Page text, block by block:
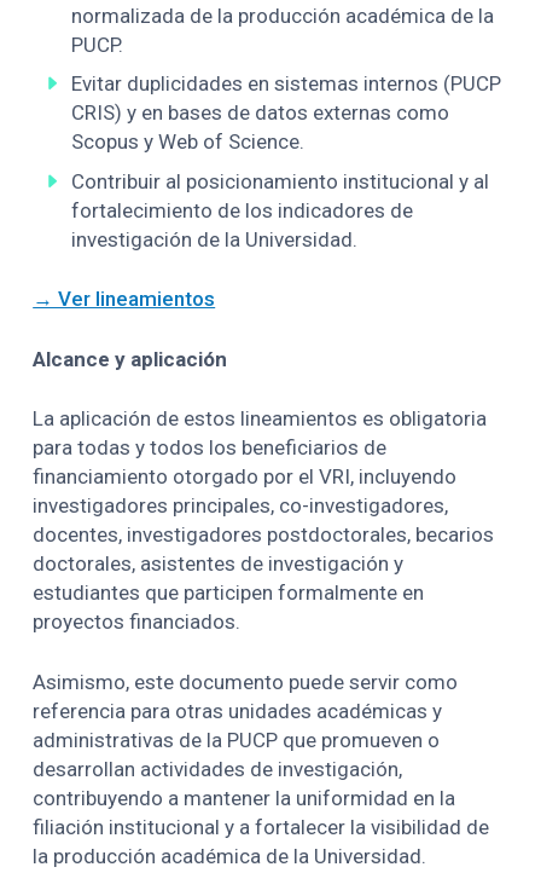
normalizada de la producción académica de la
PUCP.
Evitar duplicidades en sistemas internos (PUCP
CRIS) y en bases de datos externas como
Scopus y Web of Science.
Contribuir al posicionamiento institucional y al
fortalecimiento de los indicadores de
investigación de la Universidad.
→ Ver lineamientos
Alcance y aplicación
La aplicación de estos lineamientos es obligatoria
para todas y todos los beneficiarios de
financiamiento otorgado por el VRI, incluyendo
investigadores principales, co-investigadores,
docentes, investigadores postdoctorales, becarios
doctorales, asistentes de investigación y
estudiantes que participen formalmente en
proyectos financiados.
Asimismo, este documento puede servir como
referencia para otras unidades académicas y
administrativas de la PUCP que promueven o
desarrollan actividades de investigación,
contribuyendo a mantener la uniformidad en la
filiación institucional y a fortalecer la visibilidad de
la producción académica de la Universidad.